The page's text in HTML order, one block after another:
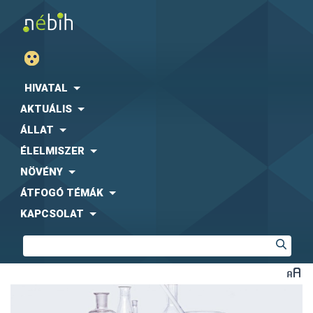
HIVATAL
AKTUÁLIS
ÁLLAT
ÉLELMISZER
NÖVÉNY
ÁTFOGÓ TÉMÁK
KAPCSOLAT